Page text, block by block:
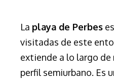
La playa de Perbes
visitadas de este
extiende a lo largo
perfil semiurbano. Es